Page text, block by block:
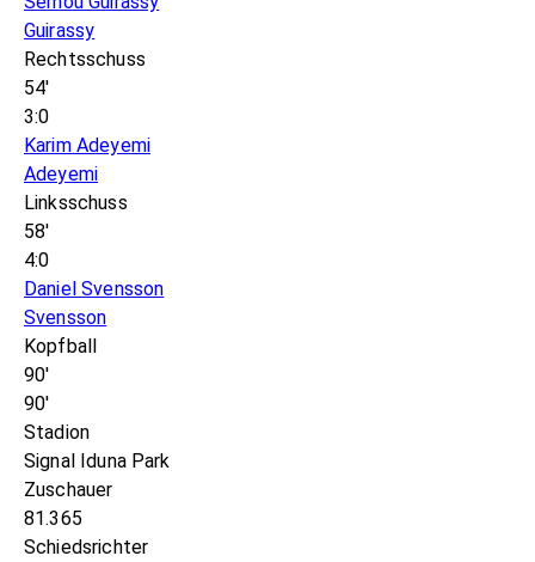
Guirassy
Rechtsschuss
54'
3:0
Karim Adeyemi
Adeyemi
Linksschuss
58'
4:0
Daniel Svensson
Svensson
Kopfball
90'
90'
Stadion
Signal Iduna Park
Zuschauer
81.365
Schiedsrichter